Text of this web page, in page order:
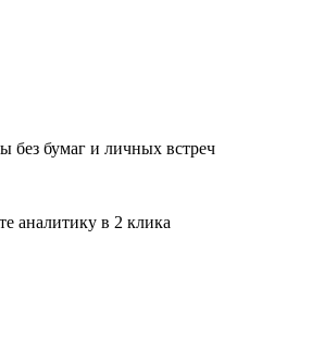
без бумаг и личных встреч
аналитику в 2 клика